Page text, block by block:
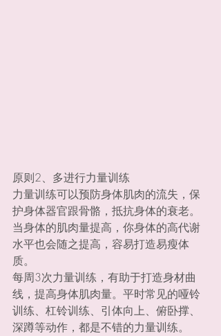
原则2、多进行力量训练
力量训练可以预防身体肌肉的流失，保
护身体器官跟骨骼，抵抗身体的衰老。
当身体的肌肉量提高，你身体的高代谢
水平也会随之提高，容易打造易瘦体
质。
每周3次力量训练，有助于打造身材曲
线，提高身体肌肉量。平时常见的哑铃
训练、杠铃训练、引体向上、俯卧撑、
深蹲等动作，都是不错的力量训练。